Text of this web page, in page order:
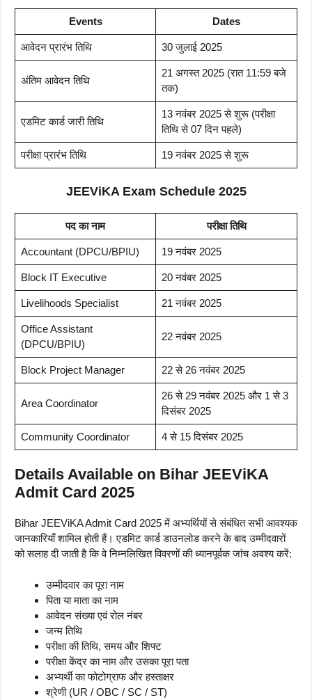
Events Dates
आवेदन प्रारंभ तिथि 30 जुलाई 2025
अंतिम आवेदन तिथि
21 अगस्त 2025 (रात 11:59 बजे
तक)
एडमिट कार्ड जारी तिथि
13 नवंबर 2025 से शुरू (परीक्षा
तिथि से 07 दिन पहले)
परीक्षा प्रारंभ तिथि 19 नवंबर 2025 से शुरू
JEEViKA Exam Schedule 2025
पद का नाम परीक्षा तिथि
Accountant (DPCU/BPIU) 19 नवंबर 2025
Block IT Executive 20 नवंबर 2025
Livelihoods Specialist 21 नवंबर 2025
Office Assistant
(DPCU/BPIU)
22 नवंबर 2025
Block Project Manager 22 से 26 नवंबर 2025
Area Coordinator
26 से 29 नवंबर 2025 और 1 से 3
दिसंबर 2025
Community Coordinator 4 से 15 दिसंबर 2025
Details Available on Bihar JEEViKA
Admit Card 2025
Bihar JEEViKA Admit Card 2025 में अभ्यर्थियों से संबंधित सभी आवश्यक
जानकारियाँ शामिल होती हैं। एडमिट कार्ड डाउनलोड करने के बाद उम्मीदवारों
को सलाह दी जाती है कि वे निम्नलिखित विवरणों की ध्यानपूर्वक जांच अवश्य करें:
उम्मीदवार का पूरा नाम
पिता या माता का नाम
आवेदन संख्या एवं रोल नंबर
जन्म तिथि
परीक्षा की तिथि, समय और शिफ्ट
परीक्षा केंद्र का नाम और उसका पूरा पता
अभ्यर्थी का फोटोग्राफ और हस्ताक्षर
श्रेणी (UR / OBC / SC / ST)